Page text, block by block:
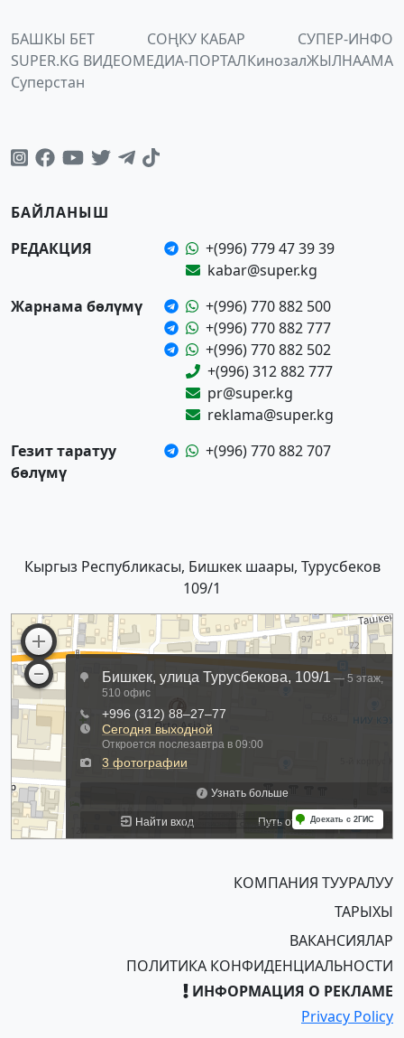
БАШКЫ БЕТ СОҢКУ КАБАР
СУПЕР-ИНФО
SUPER.KG ВИДЕОМЕДИА-ПОРТАЛКинозалЖЫЛНААМА
Суперстан
БАЙЛАНЫШ
РЕДАКЦИЯ
+(996) 779 47 39 39
kabar@super.kg
Жарнама бөлүмү
+(996) 770 882 500
+(996) 770 882 777
+(996) 770 882 502
+(996) 312 882 777
pr@super.kg
reklama@super.kg
Гезит таратуу
бөлүмү
+(996) 770 882 707
Кыргыз Республикасы, Бишкек шаары, Турусбеков
109/1
КОМПАНИЯ ТУУРАЛУУ
ТАРЫХЫ
ВАКАНСИЯЛАР
ПОЛИТИКА КОНФИДЕНЦИАЛЬНОСТИ
ИНФОРМАЦИЯ О РЕКЛАМЕ
Privacy Policy